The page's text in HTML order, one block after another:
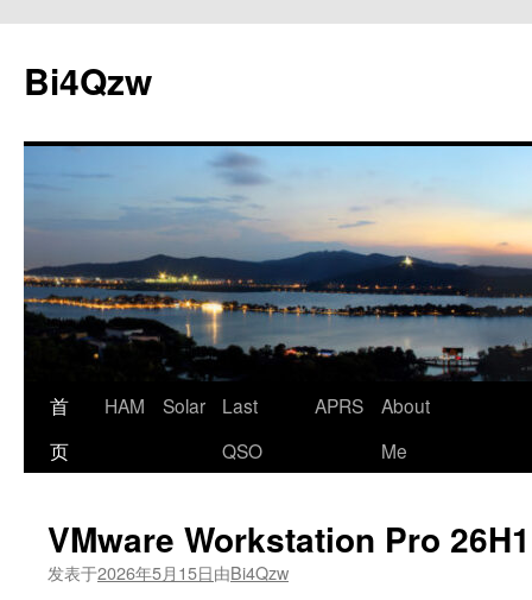
正
文
Bi4Qzw
首
页
HAM Solar
Last
QSO
APRS
About
Me
VMware Workstation Pro
发表于2026年5月15日由Bi4Qzw